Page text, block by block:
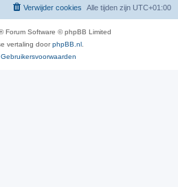
Alle tijden zijn UTC+01:00
Verwijder cookies
Forum Software © phpBB Limited
vertaling doorphpBB.nl
Gebruikersvoorwaarden